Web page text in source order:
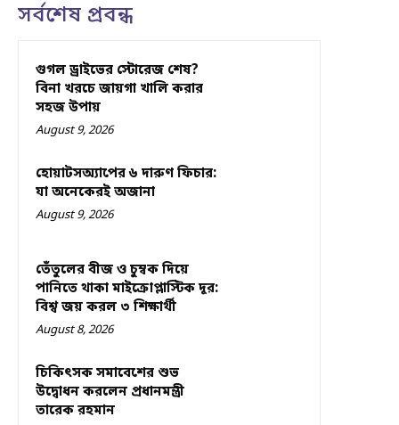
সর্বশেষ প্রবন্ধ
গুগল ড্রাইভের স্টোরেজ শেষ?
বিনা খরচে জায়গা খালি করার
সহজ উপায়
August 9, 2026
হোয়াটসঅ্যাপের ৬ দারুণ ফিচার:
যা অনেকেরই অজানা
August 9, 2026
তেঁতুলের বীজ ও চুম্বক দিয়ে
পানিতে থাকা মাইক্রোপ্লাস্টিক দূর:
বিশ্ব জয় করল ৩ শিক্ষার্থী
August 8, 2026
চিকিৎসক সমাবেশের শুভ
উদ্বোধন করলেন প্রধানমন্ত্রী
তারেক রহমান